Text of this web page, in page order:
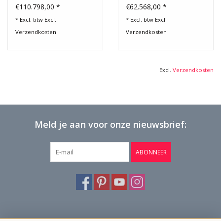
€110.798,00 *
* Excl. btw Excl.
Verzendkosten
Kasteel Schouw
€62.568,00 *
* Excl. btw Excl.
Verzendkosten
Excl. Verzendkosten
Meld je aan voor onze nieuwsbrief:
ABONNEER